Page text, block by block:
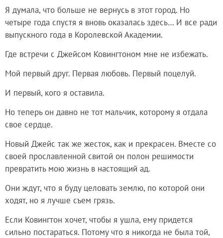
Я думала, что больше не вернусь в этот город. Но
четыре года спустя я вновь оказалась здесь… И все ради
выпускного года в Королевской Академии.
Где встречи с Джейсом Ковингтоном мне не избежать.
Мой первый друг. Первая любовь. Первый поцелуй.
И первый, кого я оставила.
Но теперь он давно не тот мальчик, которому я отдала
свое сердце.
Новый Джейс так же жесток, как и прекрасен. Вместе со
своей прославленной свитой он полон решимости
превратить мою жизнь в настоящий ад.
Они ждут, что я буду целовать землю, по которой они
ходят, но я лучше съем грязь.
Если Ковингтон хочет, чтобы я ушла, ему придется
сильно постараться. Потому что я никогда не была той,